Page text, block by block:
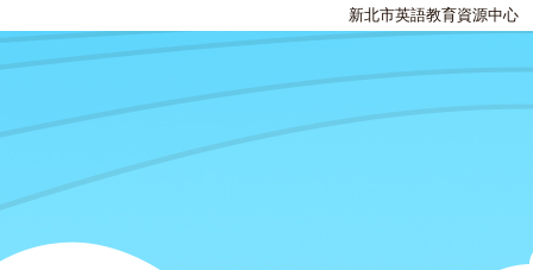
新北市英語教育資源中心